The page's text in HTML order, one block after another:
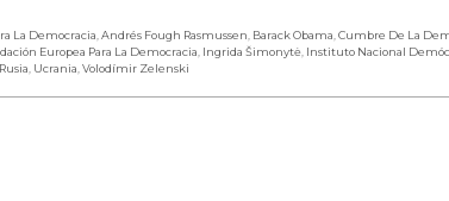
La Democracia,Andrés Fough Rasmussen, Barack Obama,Cumbre De La
Europea Para La Democracia, Ingrida Šimonytė, Instituto Nacional
Rusia, Ucrania,Volodímir Zelenski